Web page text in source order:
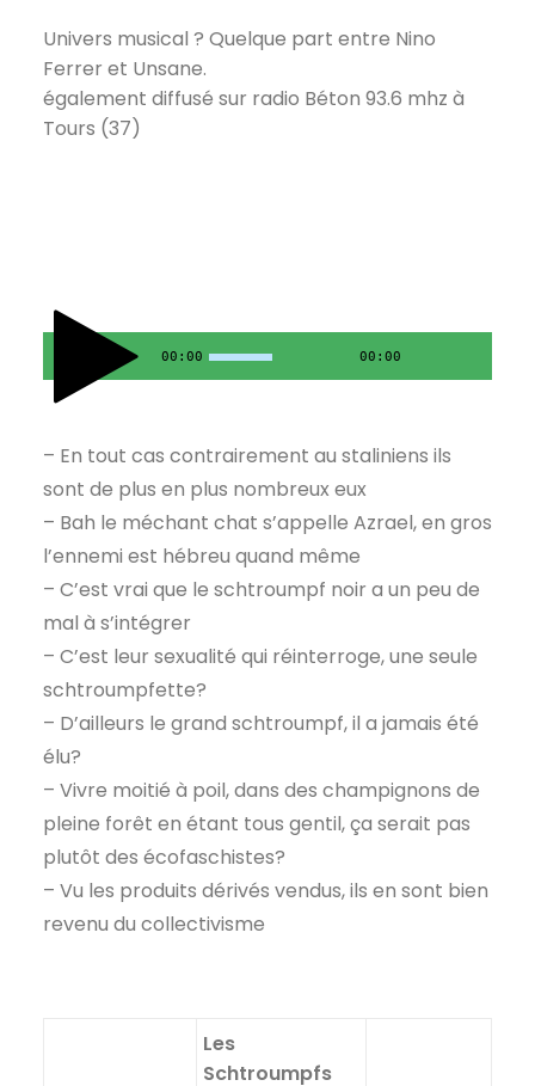
Univers musical ? Quelque part entre Nino
Ferrer et Unsane.
également diffusé sur radio Béton 93.6 mhz à
Tours (37)
00:00 00:00
– En tout cas contrairement au staliniens ils
sont de plus en plus nombreux eux
– Bah le méchant chat s’appelle Azrael, en gros
l’ennemi est hébreu quand même
– C’est vrai que le schtroumpf noir a un peu de
mal à s’intégrer
– C’est leur sexualité qui réinterroge, une seule
schtroumpfette?
– D’ailleurs le grand schtroumpf, il a jamais été
élu?
– Vivre moitié à poil, dans des champignons de
pleine forêt en étant tous gentil, ça serait pas
plutôt des écofaschistes?
– Vu les produits dérivés vendus, ils en sont bien
revenu du collectivisme
Les
Schtroumpfs